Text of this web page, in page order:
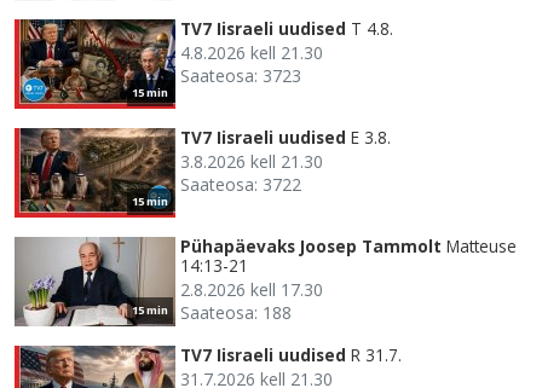
15 min
TV7 Iisraeli uudised T 4.8.
4.8.2026 kell 21.30
Saateosa: 3723
15 min
TV7 Iisraeli uudised E 3.8.
3.8.2026 kell 21.30
Saateosa: 3722
15 min
Pühapäevaks Joosep Tammolt Matteuse
14:13-21
2.8.2026 kell 17.30
Saateosa: 188
TV7 Iisraeli uudised R 31.7.
31.7.2026 kell 21.30